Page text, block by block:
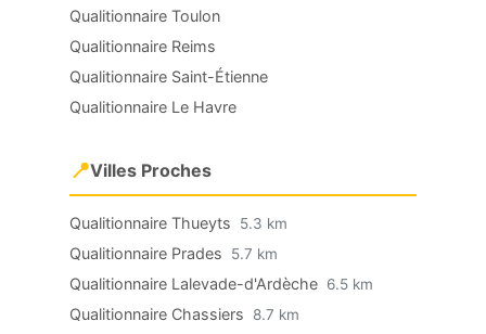
Qualitionnaire Toulon
Qualitionnaire Reims
Qualitionnaire Saint-Étienne
Qualitionnaire Le Havre
📍Villes Proches
Qualitionnaire Thueyts 5.3 km
Qualitionnaire Prades 5.7 km
Qualitionnaire Lalevade-d'Ardèche 6.5 km
Qualitionnaire Chassiers 8.7 km